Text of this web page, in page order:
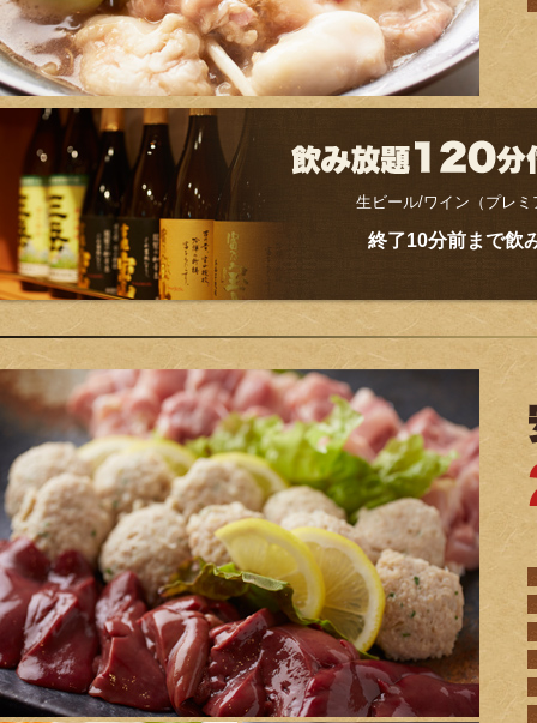
生ビール/ワイン（プレ
終了10分前まで飲